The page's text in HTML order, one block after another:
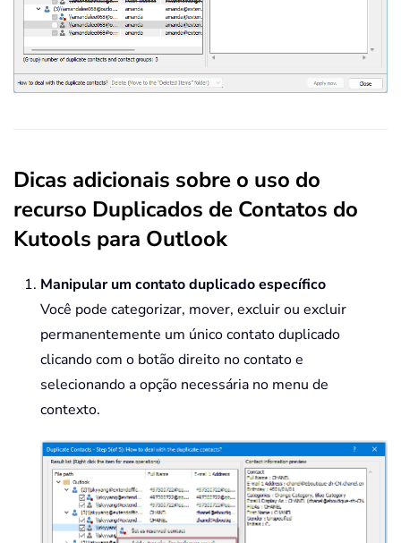
Dicas adicionais sobre o uso do
recurso Duplicados de Contatos do
Kutools para Outlook
Manipular um contato duplicado específico
Você pode categorizar, mover, excluir ou excluir
permanentemente um único contato duplicado
clicando com o botão direito no contato e
selecionando a opção necessária no menu de
contexto.